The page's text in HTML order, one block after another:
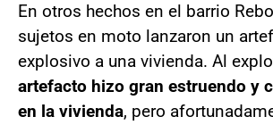
En otros hechos en el barrio
sujetos en moto lanzaron un
explosivo a una vivienda. Al
artefacto hizo gran estruendo y
en la vivienda, pero